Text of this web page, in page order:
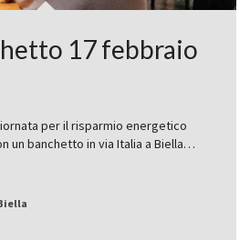
17 febbraio
per il risparmio energetico
un banchetto in via Italia a Biella…